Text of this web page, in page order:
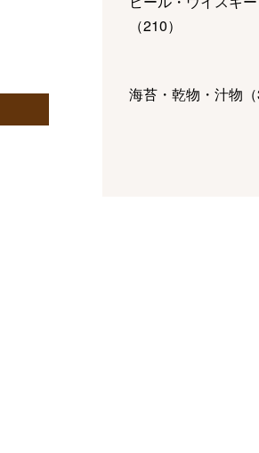
（210）
海苔・乾物・汁物 （